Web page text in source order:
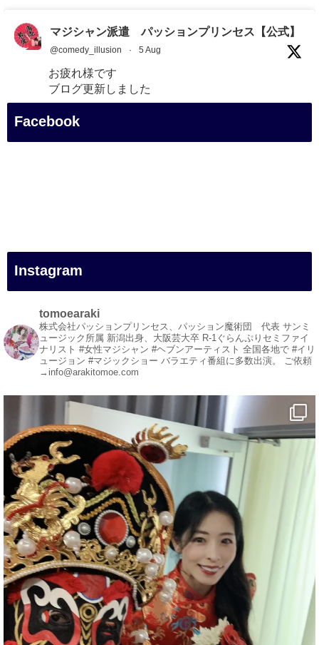
マジシャン派遣 パッションプリンセス【公式】
@comedy_illusion · 5 Aug
お疲れ様です
ブログ更新しました
「マジシャン和歌山旅 白浜町・三段壁展望台」
#白浜町
#変面ショー
#イベント
#宴会
#余興
1 5 X
マジシャン派遣 パッションプリンセス【公式】
@comedy_illusion · 5 Aug
お疲れ様です
YouTubeを更新しました
https://youtu.be/9Vo2WgtDLME @YouTube
#企業公式がお疲れ様を言い合う
#チャンネル登録おねがいします
#愛媛県
#新居浜市
#幸福駅
#別子銅山
#鉱山観光列車
#四国
Facebook
Instagram
tomoearaki
株式会社パッションプリンセス、パッション魔術団 代表 サンミ
ュージック所属 新潟出身、大阪芸大卒 R-1ぐらんぷりセミファイ
ナリスト #女性マジシャン #ヘブンアーティスト 全国各地で #イリ
ュージョン #マジックショー バラエティ番組に多数出演。 ご依頼
→info@arakitomoe.com